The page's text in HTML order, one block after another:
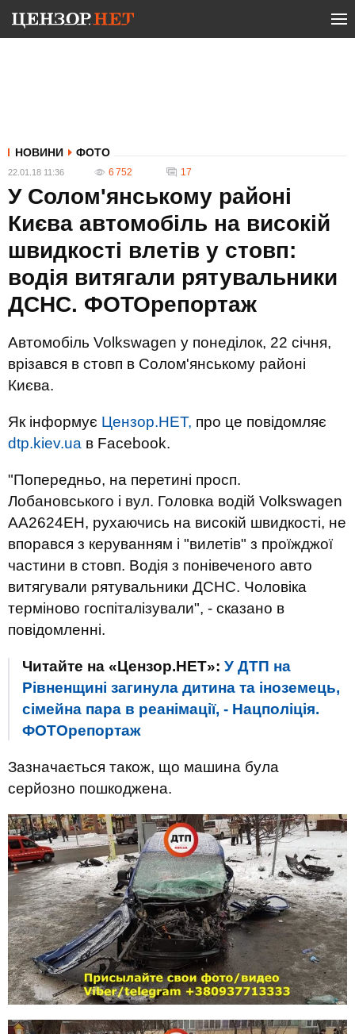
НОВИНИ ФОТО
22.01.18 11:36 6 752 17
У Солом'янському районі
Києва автомобіль на високій
швидкості влетів у стовп:
водія витягали рятувальники
ДСНС. ФОТОрепортаж
Автомобіль Volkswagen у понеділок, 22 січня,
врізався в стовп в Солом'янському районі
Києва.
Як інформує Цензор.НЕТ, про це повідомляє
dtp.kiev.ua в Facebook.
"Попередньо, на перетині просп.
Лобановського і вул. Головка водій Volkswagen
АА2624ЕН, рухаючись на високій швидкості, не
впорався з керуванням і "вилетів" з проїжджої
частини в стовп. Водія з понівеченого авто
витягували рятувальники ДСНС. Чоловіка
терміново госпіталізували", - сказано в
повідомленні.
Читайте на «Цензор.НЕТ»: У ДТП на
Рівненщині загинула дитина та іноземець,
сімейна пара в реанімації, - Нацполіція.
ФОТОрепортаж
Зазначається також, що машина була
серйозно пошкоджена.